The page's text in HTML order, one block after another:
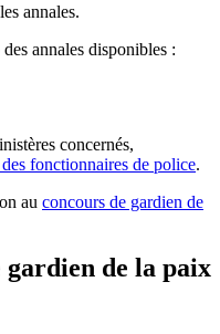
annales.
annales disponibles :
concernés,
fonctionnaires de police.
au concours de gardien de
gardien de la paix